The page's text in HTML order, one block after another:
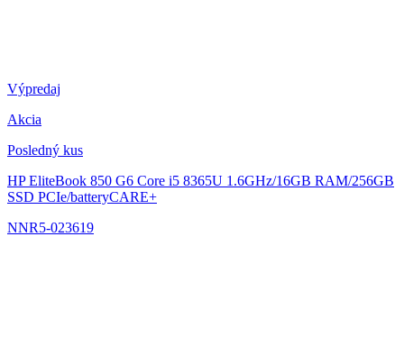
Výpredaj
Akcia
Posledný kus
HP EliteBook 850 G6 Core i5 8365U 1.6GHz/16GB RAM/256GB
SSD PCIe/batteryCARE+
NNR5-023619